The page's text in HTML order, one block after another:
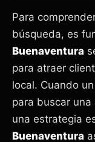
Para
búsqueda, es
Buenaventura
para atraer
local. Cuando
para buscar
una estrategia
Buenaventura